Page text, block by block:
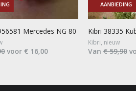
Mercedes NG 80
voor € 16,00
AANBIEDING
Kibri 38335
Kibri, nieuw
Van € 59,90